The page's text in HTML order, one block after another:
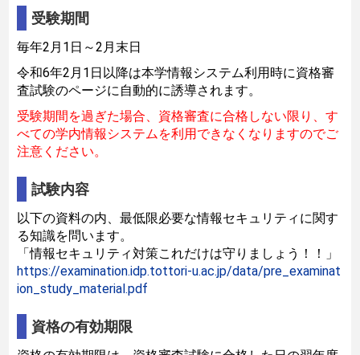
受験期間
毎年2月1日～2月末日
令和6年2月1日以降は本学情報システム利用時に資格審
査試験のページに自動的に誘導されます。
受験期間を過ぎた場合、資格審査に合格しない限り、す
べての学内情報システムを利用できなくなりますのでご
注意ください。
試験内容
以下の資料の内、最低限必要な情報セキュリティに関す
る知識を問います。
「情報セキュリティ対策これだけは守りましょう！！」
https://examination.idp.tottori-u.ac.jp/data/pre_examinat
ion_study_material.pdf
資格の有効期限